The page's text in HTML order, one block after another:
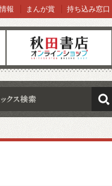
オンラインショップ
報 まんが賞 持ち込み窓口
検索